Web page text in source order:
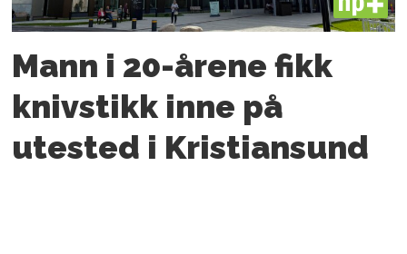
PLUS
Mann i 20-årene fikk
knivstikk inne på
utested i Kristiansund